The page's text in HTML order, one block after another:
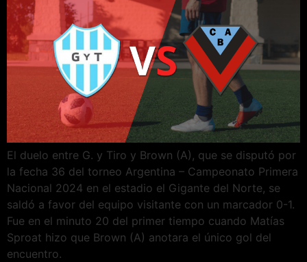
El duelo entre G. y Tiro y Brown (A), que se disputó por
la fecha 36 del torneo Argentina – Campeonato Primera
Nacional 2024 en el estadio el Gigante del Norte, se
saldó a favor del equipo visitante con un marcador 0-1.
Fue en el minuto 20 del primer tiempo cuando Matías
Sproat hizo que Brown (A) anotara el único gol del
encuentro.